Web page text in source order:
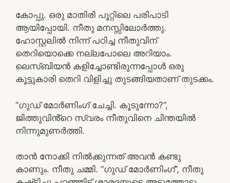
കോപ്പു. ഒരു മാതിരി പൂറ്റിലെ പരിപാടി
ആയിപ്പോയി. നീതു മനസ്സിലോർത്തു.
ഹോസ്റ്റലിൽ നിന്ന് പഠിച്ച നീതുവിന്
തെറിയൊക്കെ നല്ലപോലെ അറിയാം.
ലെസ്ബിയൻ കളിച്ചോണ്ടിരുന്നപ്പോൾ ഒരു
കൂട്ടുകാരി തെറി വിളിച്ചു തുടങ്ങിയതാണ് തുടക്കം.
“ഗുഡ് മോർണിംഗ് ചേച്ചി. കൂടുന്നോ?”,
ജിത്തുവിൻ്റെ സ്വരം നീതുവിനെ ചിന്തയിൽ
നിന്നുമുണർത്തി.
താൻ നോക്കി നിൽക്കുന്നത് അവൻ കണ്ടു
കാണും. നീതു ചമ്മി. “ഗുഡ് മോർണിംഗ്”, നീതു